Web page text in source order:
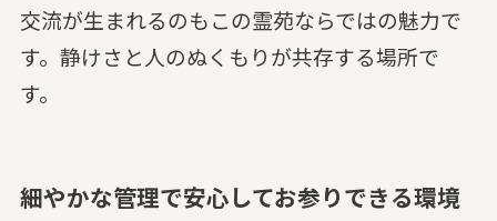
交流が生まれるのもこの霊苑ならではの魅力で
す。静けさと人のぬくもりが共存する場所で
す。
細やかな管理で安心してお参りできる環境